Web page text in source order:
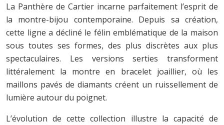
La Panthère de Cartier incarne parfaitement l’esprit de
la montre-bijou contemporaine. Depuis sa création,
cette ligne a décliné le félin emblématique de la maison
sous toutes ses formes, des plus discrètes aux plus
spectaculaires. Les versions serties transforment
littéralement la montre en bracelet joaillier, où les
maillons pavés de diamants créent un ruissellement de
lumière autour du poignet.
L’évolution de cette collection illustre la capacité de